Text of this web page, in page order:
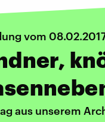
vom
aus unserem